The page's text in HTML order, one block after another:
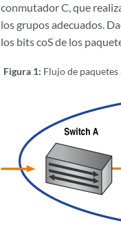
conmutador C, que
los grupos adecuados.
los bits coS de los
Figura 1: Flujo de paquetes